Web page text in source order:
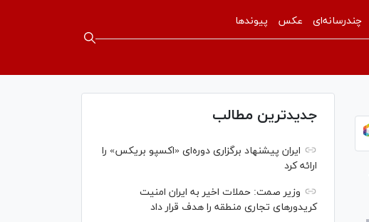
چندرسانه‌ای عکس پیوندها
جدیدترین مطالب
ایران پیشنهاد برگزاری دوره‌ای «اکسپو بریکس» را
ارائه کرد
وزیر صمت: حملات اخیر به ایران امنیت
کریدورهای تجاری منطقه را هدف قرار داد